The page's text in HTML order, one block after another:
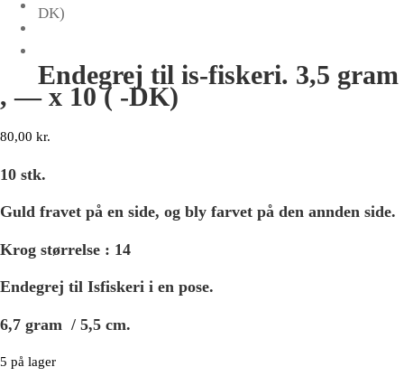
DK)
Endegrej til is-fiskeri. 3,5 gram
, — x 10 ( -DK)
80,00 kr.
10 stk.
Guld fravet på en side, og bly farvet på den annden side.
Krog størrelse : 14
Endegrej til Isfiskeri i en pose.
6,7 gram / 5,5 cm.
5 på lager